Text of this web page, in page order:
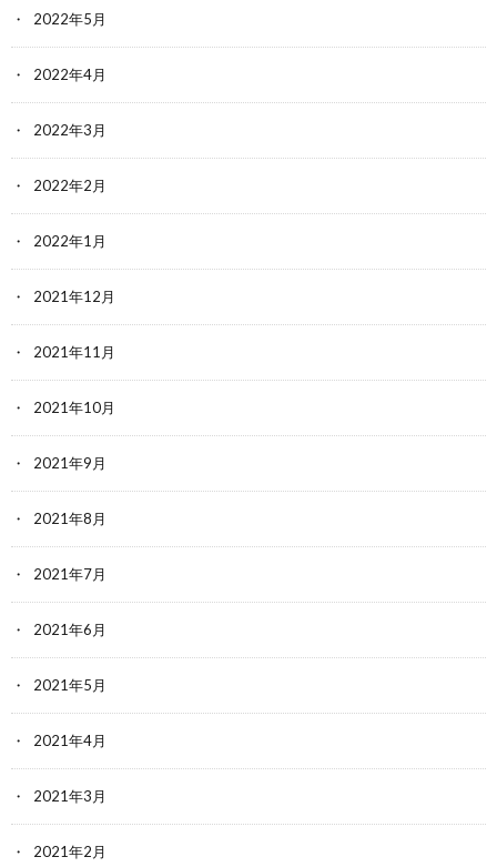
2022年5月
2022年4月
2022年3月
2022年2月
2022年1月
2021年12月
2021年11月
2021年10月
2021年9月
2021年8月
2021年7月
2021年6月
2021年5月
2021年4月
2021年3月
2021年2月